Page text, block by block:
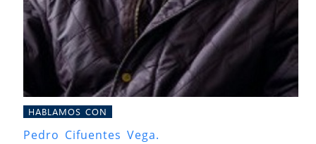
HABLAMOS CON
Pedro Cifuentes Vega.